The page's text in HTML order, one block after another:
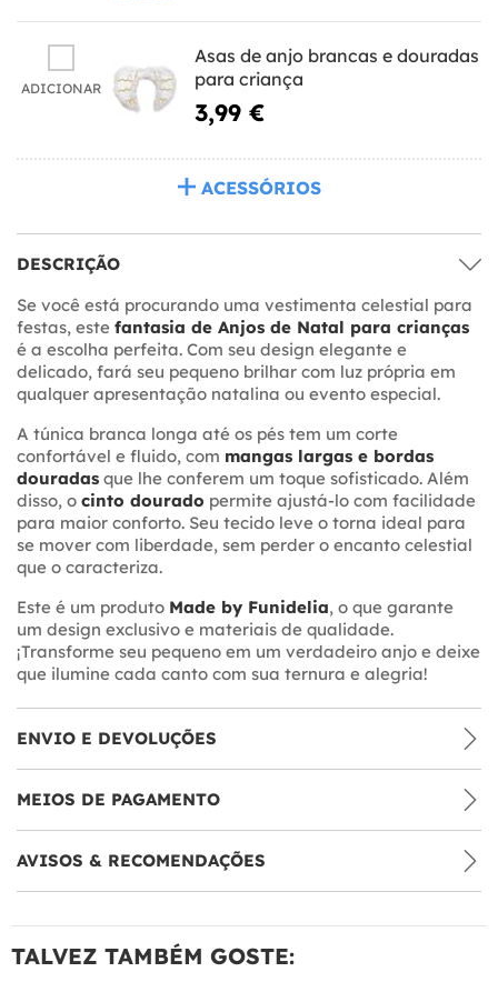
ADICIONAR
Asas de anjo brancas e douradas
para criança
3,99 €
ACESSÓRIOS
DESCRIÇÃO
Se você está procurando uma vestimenta celestial para
festas, este fantasia de Anjos de Natal para crianças
é a escolha perfeita. Com seu design elegante e
delicado, fará seu pequeno brilhar com luz própria em
qualquer apresentação natalina ou evento especial.
A túnica branca longa até os pés tem um corte
confortável e fluido, com mangas largas e bordas
douradas que lhe conferem um toque sofisticado. Além
disso, o cinto dourado permite ajustá-lo com facilidade
para maior conforto. Seu tecido leve o torna ideal para
se mover com liberdade, sem perder o encanto celestial
que o caracteriza.
Este é um produto Made by Funidelia, o que garante
um design exclusivo e materiais de qualidade.
¡Transforme seu pequeno em um verdadeiro anjo e deixe
que ilumine cada canto com sua ternura e alegria!
ENVIO E DEVOLUÇÕES
MEIOS DE PAGAMENTO
AVISOS & RECOMENDAÇÕES
TALVEZ TAMBÉM GOSTE: